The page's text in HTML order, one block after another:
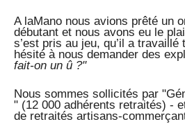
A laMano nous avions prêté un
débutant et nous avons eu le
s’est pris au jeu, qu’il a travaillé
hésité à nous demander des
fait-on un û ?"
Nous sommes sollicités par
" (12 000 adhérents retraités) -
de retraités artisans-